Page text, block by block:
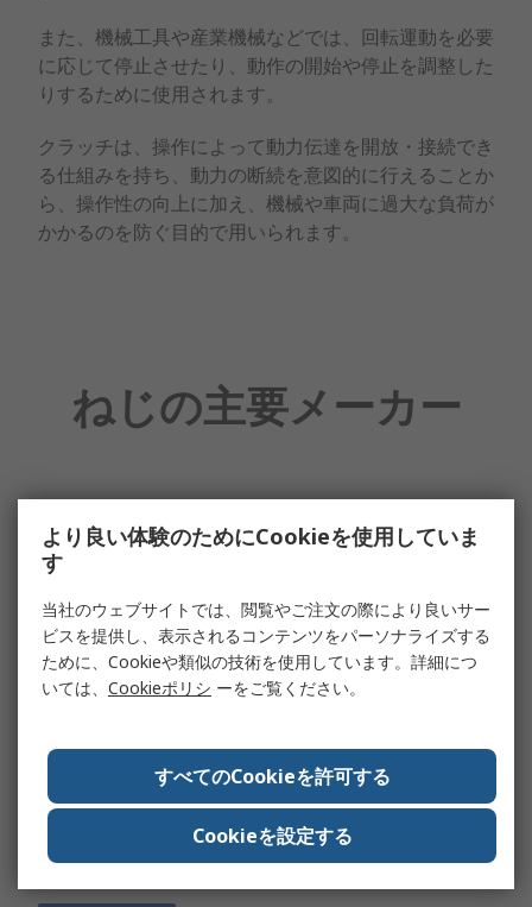
また、機械工具や産業機械などでは、回転運動を必要
に応じて停止させたり、動作の開始や停止を調整した
りするために使用されます。
クラッチは、操作によって動力伝達を開放・接続でき
る仕組みを持ち、動力の断続を意図的に行えることか
ら、操作性の向上に加え、機械や車両に過大な負荷が
かかるのを防ぐ目的で用いられます。
ねじの主要メーカー
RS PRO
より良い体験のためにCookieを使用していま
す
当社のウェブサイトでは、閲覧やご注文の際により良いサー
ビスを提供し、表示されるコンテンツをパーソナライズする
ために、Cookieや類似の技術を使用しています。詳細につ
いては、 Cookieポリシ ーをご覧ください。
すべてのCookieを許可する
Cookieを設定する